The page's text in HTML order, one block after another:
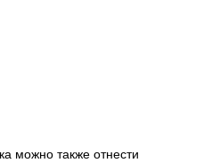
можно также отнести